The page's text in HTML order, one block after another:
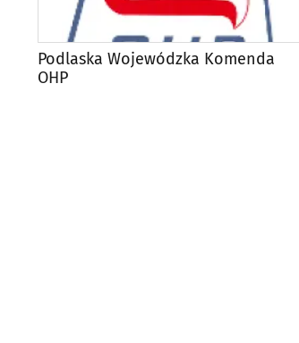
Podlaska Wojewódzka Komenda
OHP